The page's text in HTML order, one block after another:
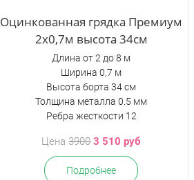
Оцинкованная грядка Премиум
2х0,7м высота 34см
Длина от 2 до 8 м
Ширина 0,7 м
Высота борта 34 см
Толщина металла 0.5 мм
Ребра жесткости 12
Цена3900 3 510 руб
Подробнее